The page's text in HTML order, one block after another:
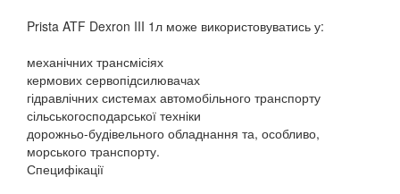
Prista ATF Dexron III 1л може використовуватись у:
механічних трансмісіях
кермових сервопідсилювачах
гідравлічних системах автомобільного транспорту
сільськогосподарської техніки
дорожньо-будівельного обладнання та, особливо,
морського транспорту.
Специфікації